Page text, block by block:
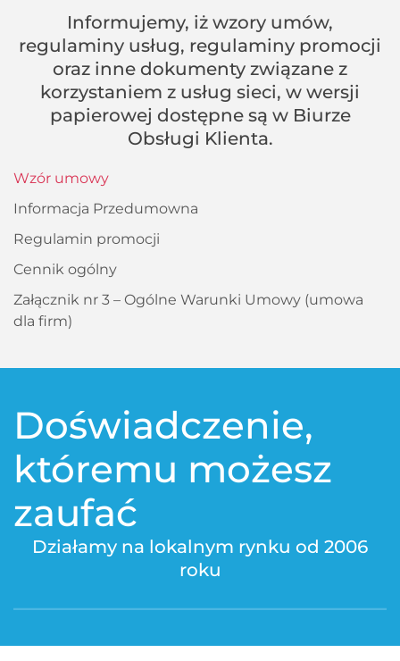
Informujemy, iż wzory umów,
regulaminy usług, regulaminy promocji
oraz inne dokumenty związane z
korzystaniem z usług sieci, w wersji
papierowej dostępne są w Biurze
Obsługi Klienta.
Wzór umowy
Informacja Przedumowna
Regulamin promocji
Cennik ogólny
Załącznik nr 3 – Ogólne Warunki Umowy (umowa
dla firm)
Doświadczenie,
któremu możesz
zaufać
Działamy na lokalnym rynku od 2006
roku